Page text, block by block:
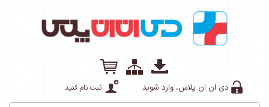
دی ان ان پلاس، وارد شوید ثبت نام کنید